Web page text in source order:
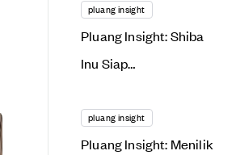
Bakal Gagal Total?
pluang insight
Pluang Insight: Shiba
Inu Siap
Lantang di 2022. Apa
Alasannya?
pluang insight
Pluang Insight: Menilik